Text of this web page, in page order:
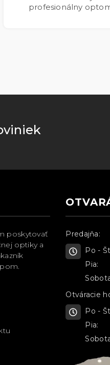
profesionálny
poskytovať
optiky a
Predajňa:
Po -
Pia:
Otváracie
Po -
Pia: